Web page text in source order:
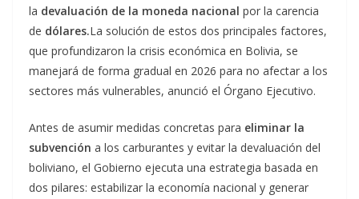
la devaluación de la moneda nacional por la carencia
de dólares.La solución de estos dos principales factores,
que profundizaron la crisis económica en Bolivia, se
manejará de forma gradual en 2026 para no afectar a los
sectores más vulnerables, anunció el Órgano Ejecutivo.
Antes de asumir medidas concretas para eliminar la
subvención a los carburantes y evitar la devaluación del
boliviano, el Gobierno ejecuta una estrategia basada en
dos pilares: estabilizar la economía nacional y generar